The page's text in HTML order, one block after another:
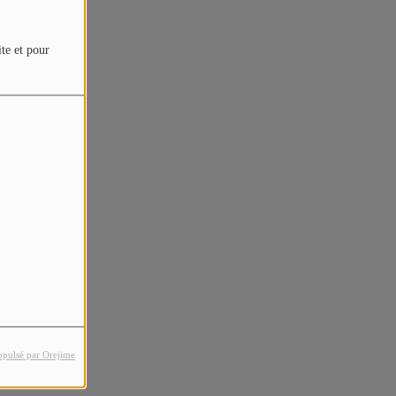
et pour
par Orejime